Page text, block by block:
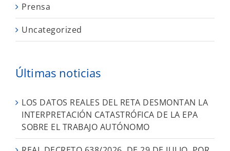
Prensa
Uncategorized
Últimas noticias
LOS DATOS REALES DEL RETA DESMONTAN LA
INTERPRETACIÓN CATASTRÓFICA DE LA EPA
SOBRE EL TRABAJO AUTÓNOMO